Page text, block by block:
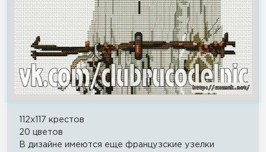
112x117 крестов
20 цветов
В дизайне имеются еще французские узелки